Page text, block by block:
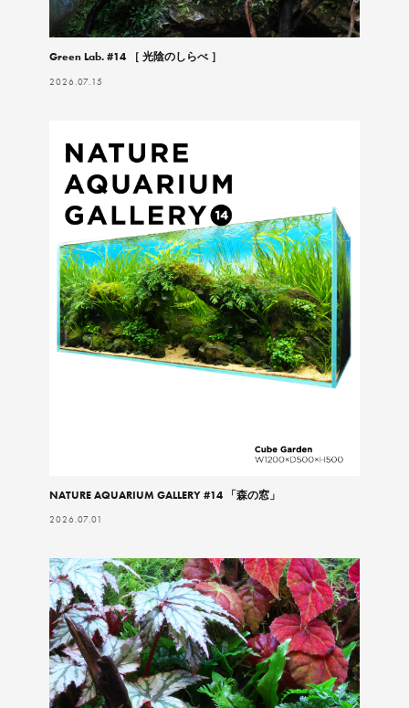
Green Lab. #14 ［ 光陰のしらべ ］
2026.07.15
NATURE AQUARIUM GALLERY #14 「森の窓」
2026.07.01